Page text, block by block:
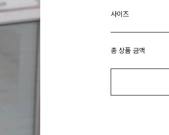
사이즈
총 상품 금액